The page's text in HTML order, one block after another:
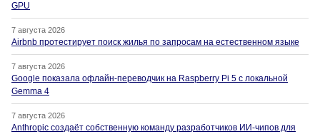
GPU
7 августа 2026
Airbnb протестирует поиск жилья по запросам на естественном языке
7 августа 2026
Google показала офлайн-переводчик на Raspberry Pi 5 с локальной
Gemma 4
7 августа 2026
Anthropic создаёт собственную команду разработчиков ИИ-чипов для